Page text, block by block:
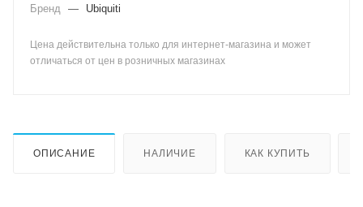
Бренд — Ubiquiti
Цена действительна только для интернет-магазина и может
отличаться от цен в розничных магазинах
ОПИСАНИЕ НАЛИЧИЕ КАК КУПИТЬ